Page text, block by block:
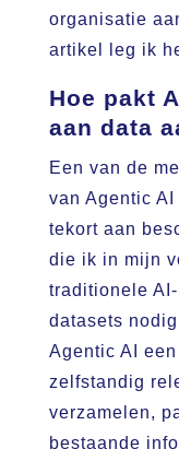
organisatie
artikel leg ik
Hoe pakt
aan data
Een van de
van Agentic
tekort aan
die ik in mijn
traditionele
datasets
Agentic AI
zelfstandig
verzamelen,
bestaande